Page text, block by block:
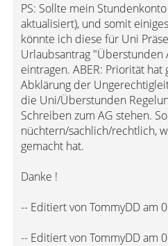
PS: Sollte mein
aktualisiert), und somit
könnte ich diese für Uni
Urlaubsantrag "Überstunden
eintragen. ABER: Priorität
Abklärung der
die Uni/Überstunden
Schreiben zum AG stehen.
nüchtern/sachlich/rechtlich,
gemacht hat.
Danke !
-- Editiert von TommyDD am
-- Editiert von TommyDD am